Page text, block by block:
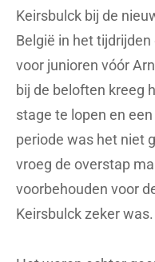
Keirsbulck bij de
België in het
voor junioren vóór
bij de beloften kreeg
stage te lopen en
periode was het niet
vroeg de overstap
voorbehouden voor
Keirsbulck zeker was.